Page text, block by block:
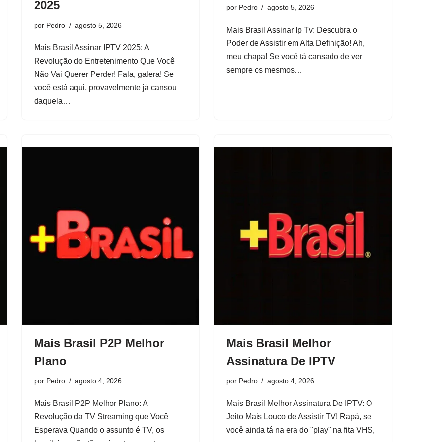
2025
por Pedro agosto 5, 2026
Mais Brasil Assinar IPTV 2025: A
Revolução do Entretenimento Que Você
Não Vai Querer Perder! Fala, galera! Se
você está aqui, provavelmente já cansou
daquela…
por Pedro agosto 5, 2026
Mais Brasil Assinar Ip Tv: Descubra o
Poder de Assistir em Alta Definição! Ah,
meu chapa! Se você tá cansado de ver
sempre os mesmos…
Mais Brasil P2P Melhor
Plano
por Pedro agosto 4, 2026
Mais Brasil P2P Melhor Plano: A
Revolução da TV Streaming que Você
Esperava Quando o assunto é TV, os
Mais Brasil Melhor
Assinatura De IPTV
por Pedro agosto 4, 2026
Mais Brasil Melhor Assinatura De IPTV: O
Jeito Mais Louco de Assistir TV! Rapá, se
você ainda tá na era do "play" na fita VHS,